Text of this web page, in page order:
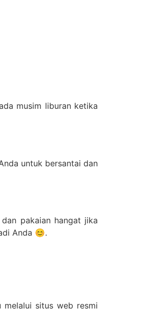
musim liburan ketika
untuk bersantai dan
pakaian hangat jika
Anda 😊.
melalui situs web resmi